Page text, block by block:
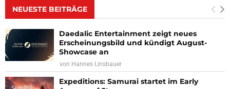
NEUESTE BEITRÄGE
Daedalic Entertainment zeigt neues
Erscheinungsbild und kündigt August-
Showcase an
von Hannes Linsbauer
Expeditions: Samurai startet im Early